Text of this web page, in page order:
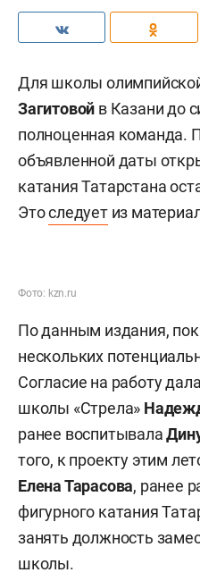
Для школы
Загитовой в Казани до
полноценная команда.
объявленной даты
катания Татарстана
Этоследуетиз
Фото: kzn.ru
По данным издания,
нескольких
Согласие на работу
школы «Стрела»
ранее воспитывала
того, к проекту этим
Елена Тарасова, ранее
фигурного катания
занять должность
школы.